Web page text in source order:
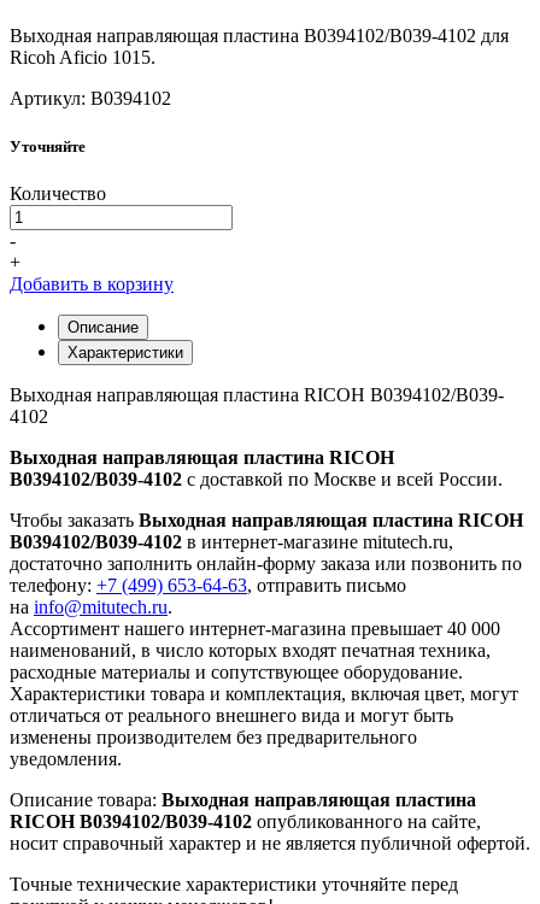
Выходная направляющая пластина B0394102/B039-4102 для
Ricoh Aficio 1015.
Артикул: B0394102
Уточняйте
Количество
-
+
Добавить в корзину
Описание
Характеристики
Выходная направляющая пластина RICOH B0394102/B039-
4102
Выходная направляющая пластина RICOH
B0394102/B039-4102 с доставкой по Москве и всей России.
Чтобы заказать Выходная направляющая пластина RICOH
B0394102/B039-4102 в интернет-магазине mitutech.ru,
достаточно заполнить онлайн-форму заказа или позвонить по
телефону: +7 (499) 653-64-63, отправить письмо
на info@mitutech.ru.
Ассортимент нашего интернет-магазина превышает 40 000
наименований, в число которых входят печатная техника,
расходные материалы и сопутствующее оборудование.
Характеристики товара и комплектация, включая цвет, могут
отличаться от реального внешнего вида и могут быть
изменены производителем без предварительного
уведомления.
Описание товара: Выходная направляющая пластина
RICOH B0394102/B039-4102 опубликованного на сайте,
носит справочный характер и не является публичной офертой.
Точные технические характеристики уточняйте перед